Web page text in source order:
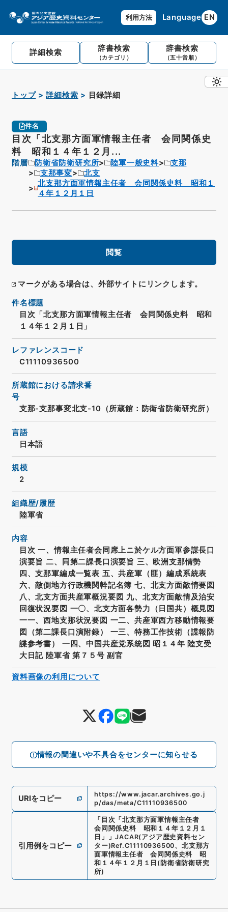
利用方法 Language EN
詳細検索 辞書検索
（カテゴリ）
辞書検索
（五十音順）
トップ 詳細検索 目録詳細
件名
目次「北支那方面軍情報主任者 会同関係史
料 昭和１４年１２月...
階層 防衛省防衛研究所 陸軍一般史料
支那
支那事変
北支
北支那方面軍情報主任者 会同関係史料 昭和１
４年１２月１日
閲覧
マークがある場合は、外部サイトにリンクします。
情報の間違いや不具合をセンターに知らせる
件名標題
目次「北支那方面軍情報主任者 会同関係史料 昭和
１４年１２月１日」
レファレンスコード
C11110936500
所蔵館における請求番
号
支那-支那事変北支-10（所蔵館：防衛省防衛研究所）
言語
日本語
規模
2
組織歴/履歴
陸軍省
内容
目次 一、情報主任者会同席上ニ於ケル方面軍参謀長口
演要旨 二、同第二課長口演要旨 三、欧洲支那情勢
四、支那軍編成一覧表 五、共産軍（匪）編成系統表
六、敵側地方行政機関幹記名簿 七、北支方面敵情要図
八、北支方面共産軍概況要図 九、北支方面敵情及治安
回復状況要図 一〇、北支方面各勢力（日国共）概見図
一一、西地支那状況要図 一二、共産軍西方移動情報要
図（第二課長口演附録） 一三、特務工作技術（諜報防
諜参考書） 一四、中国共産党系統図 昭１４年 陸支受
大日記 陸軍省 第７５号 副官
URIをコピー
https://www.jacar.archives.go.j
p/das/meta/C11110936500
引用例をコピー
「 目次「北支那方面軍情報主任者
会同関係史料 昭和１４年１２月１
日」
」JACAR(アジア歴史資料セン
ター)Ref.C11110936500、北支那方
面軍情報主任者 会同関係史料 昭
和１４年１２月１日 ( 防衛省防衛研究
所)
資料画像の利用について